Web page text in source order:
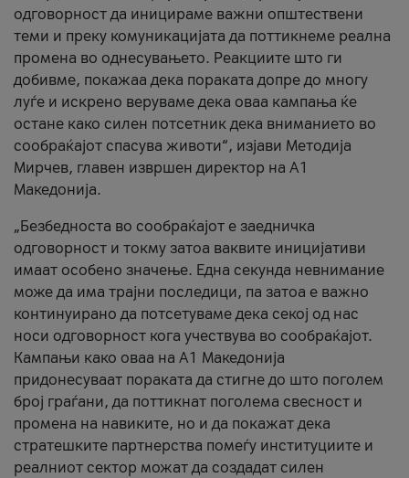
одговорност да иницираме важни општествени
теми и преку комуникацијата да поттикнеме реална
промена во однесувањето. Реакциите што ги
добивме, покажаа дека пораката допре до многу
луѓе и искрено веруваме дека оваа кампања ќе
остане како силен потсетник дека вниманието во
сообраќајот спасува животи“, изјави Методија
Мирчев, главен извршен директор на А1
Македонија.
„Безбедноста во сообраќајот е заедничка
одговорност и токму затоа ваквите иницијативи
имаат особено значење. Една секунда невнимание
може да има трајни последици, па затоа е важно
континуирано да потсетуваме дека секој од нас
носи одговорност кога учествува во сообраќајот.
Кампањи како оваа на A1 Македонија
придонесуваат пораката да стигне до што поголем
број граѓани, да поттикнат поголема свесност и
промена на навиките, но и да покажат дека
стратешките партнерства помеѓу институциите и
реалниот сектор можат да создадат силен